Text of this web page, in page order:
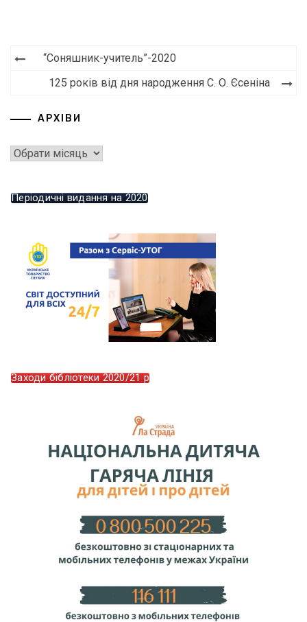
“Соняшник-учитель”-2020
125 років від дня народження С. О. Єсеніна
АРХІВИ
Періодичні видання на 2020
Заходи бібліотеки 2020/21 р